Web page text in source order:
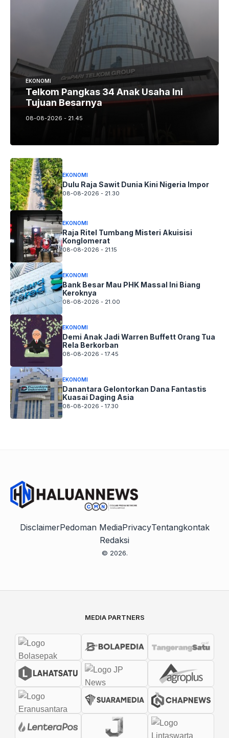
EKONOMI
Telkom Pangkas 34 Anak Usaha Ini
Tujuan Besarnya
08-08-2026 - 21.45
EKONOMI
Dulu Raja Sawit Dunia Kini Nigeria Impor
08-08-2026 - 21.30
EKONOMI
Raja Ritel Tumbang Misteri Akuisisi
Konglomerat
08-08-2026 - 21.15
EKONOMI
Bank Besar Mau PHK Massal Ini Biang
Keroknya
08-08-2026 - 21.00
EKONOMI
Demi Anak Jadi Warren Buffett Orang Tua
Rela Berkorban
08-08-2026 - 17.45
EKONOMI
Danantara Gelontorkan Dana Fantastis
Kuasai Daging Asia
08-08-2026 - 17.30
DisclaimerPedoman MediaPrivacyTentangkontak
Redaksi
© 2026.
MEDIA PARTNERS